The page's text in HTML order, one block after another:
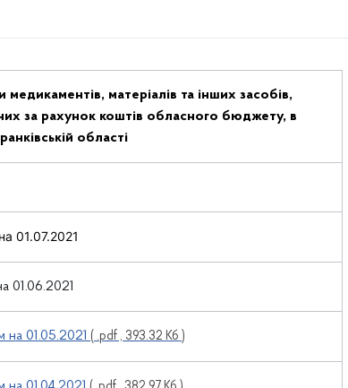
медикаментів, матеріалів та інших засобів,
за рахунок коштів обласного бюджету, в
області
01.07.2021
01.06.2021
на 01.05.2021 ( .pdf , 393.32 Кб )